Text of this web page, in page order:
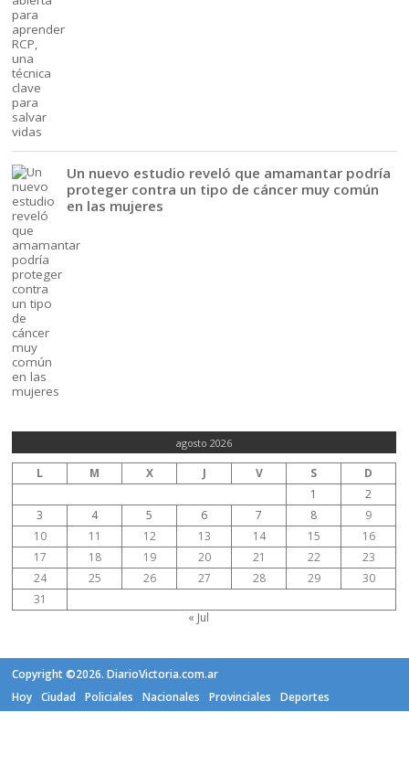
Un nuevo estudio reveló que amamantar podría
proteger contra un tipo de cáncer muy común
en las mujeres
agosto 2026
L M X J V S
D
1
2
3
4 5 6 7 8
9
10
11 12 13 14 15
16
17
18 19 20 21 22
23
24
25 26 27 28 29
30
31
« Jul
Copyright ©2026. DiarioVictoria.com.ar
Hoy
Ciudad Policiales Nacionales Provinciales Deportes